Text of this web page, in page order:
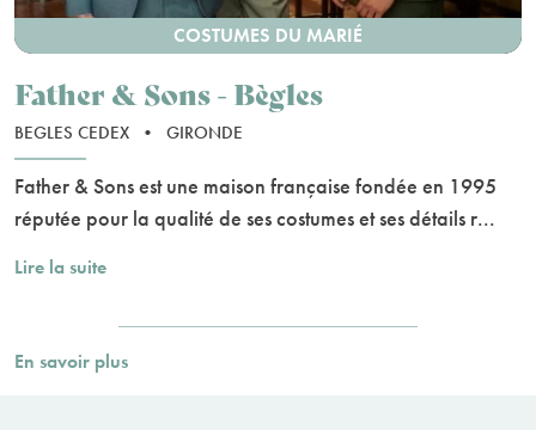
COSTUMES DU MARIÉ
Father & Sons - Bègles
BEGLES CEDEX • GIRONDE
Father & Sons est une maison française fondée en 1995
réputée pour la qualité de ses costumes et ses détails r...
Lire la suite
En savoir plus